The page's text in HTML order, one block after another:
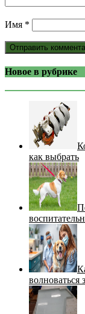
Имя *
Новое в рубрике
как выбрать
волноваться